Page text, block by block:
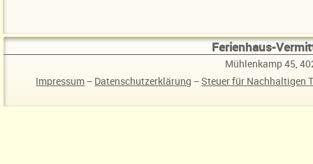
Ferienhaus-
Mühlenkamp 45,
Impressum− Datenschutzerklärung −Steuer für Nachhaltigen